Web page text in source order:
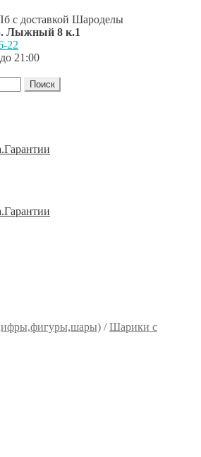
с доставкой Шароделы
Лыжный 8 к.1
22
21:00
Поиск
/Шарики с